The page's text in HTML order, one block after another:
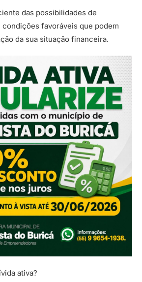
das possibilidades de
condições favoráveis que podem
da sua situação financeira.
ativa?